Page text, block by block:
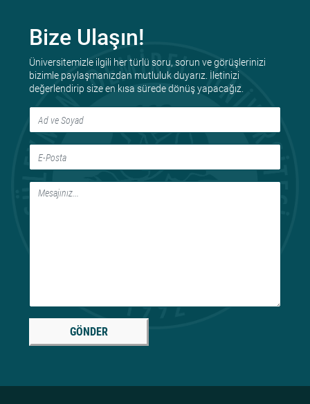
Bize Ulaşın!
Üniversitemizle ilgili her türlü soru, sorun ve görüşlerinizi
bizimle paylaşmanızdan mutluluk duyarız. İletinizi
değerlendirip size en kısa sürede dönüş yapacağız.
GÖNDER